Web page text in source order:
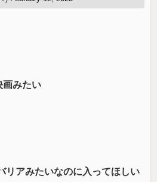
たい
みたいなのに入ってほしい